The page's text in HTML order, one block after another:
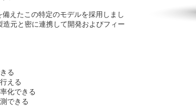
えたこの特定のモデルを採用しまし
元と密に連携して開発およびフィー
る
える
化できる
できる